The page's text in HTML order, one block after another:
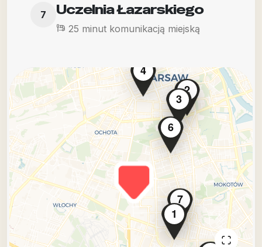
7 Uczelnia Łazarskiego
25 minut komunikacją miejską
1
2
3
4
6
7